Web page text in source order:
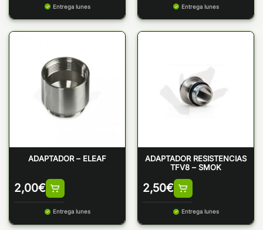
Entrega lunes Entrega lunes
ADAPTADOR – ELEAF
2,00€
Entrega lunes
ADAPTADOR RESISTENCIAS
TFV8 – SMOK
2,50€
Entrega lunes